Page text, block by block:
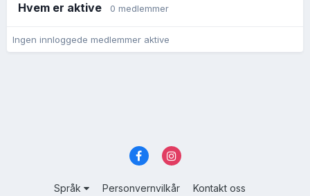
Hvem er aktive 0 medlemmer
Ingen innloggede medlemmer aktive
Språk Personvernvilkår
Kontakt oss